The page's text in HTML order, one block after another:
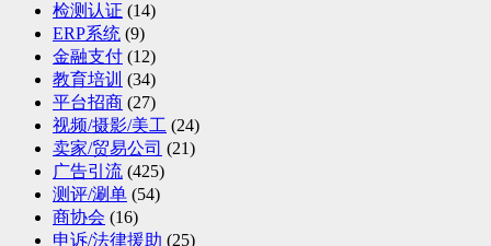
检测认证 (14)
ERP系统 (9)
金融支付 (12)
教育培训 (34)
平台招商 (27)
视频/摄影/美工 (24)
卖家/贸易公司 (21)
广告引流 (425)
测评/涮单 (54)
商协会 (16)
申诉/法律援助 (25)